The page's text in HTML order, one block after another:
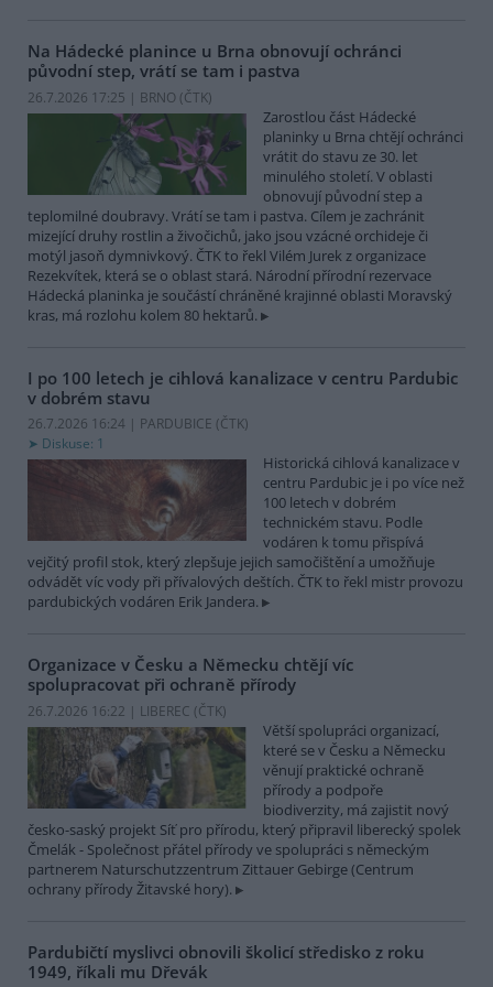
Na Hádecké planince u Brna obnovují ochránci
původní step, vrátí se tam i pastva
26.7.2026 17:25 | BRNO (ČTK)
Zarostlou část Hádecké
planinky u Brna chtějí ochránci
vrátit do stavu ze 30. let
minulého století. V oblasti
obnovují původní step a
teplomilné doubravy. Vrátí se tam i pastva. Cílem je zachránit
mizející druhy rostlin a živočichů, jako jsou vzácné orchideje či
motýl jasoň dymnivkový. ČTK to řekl Vilém Jurek z organizace
Rezekvítek, která se o oblast stará. Národní přírodní rezervace
Hádecká planinka je součástí chráněné krajinné oblasti Moravský
kras, má rozlohu kolem 80 hektarů.
I po 100 letech je cihlová kanalizace v centru Pardubic
v dobrém stavu
26.7.2026 16:24 | PARDUBICE (ČTK)
Diskuse: 1
Historická cihlová kanalizace v
centru Pardubic je i po více než
100 letech v dobrém
technickém stavu. Podle
vodáren k tomu přispívá
vejčitý profil stok, který zlepšuje jejich samočištění a umožňuje
odvádět víc vody při přívalových deštích. ČTK to řekl mistr provozu
pardubických vodáren Erik Jandera.
Organizace v Česku a Německu chtějí víc
spolupracovat při ochraně přírody
26.7.2026 16:22 | LIBEREC (ČTK)
Větší spolupráci organizací,
které se v Česku a Německu
věnují praktické ochraně
přírody a podpoře
biodiverzity, má zajistit nový
česko-saský projekt Síť pro přírodu, který připravil liberecký spolek
Čmelák - Společnost přátel přírody ve spolupráci s německým
partnerem Naturschutzzentrum Zittauer Gebirge (Centrum
ochrany přírody Žitavské hory).
Pardubičtí myslivci obnovili školicí středisko z roku
1949, říkali mu Dřevák